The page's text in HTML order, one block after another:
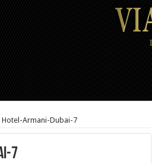
Hotel-Armani-Dubai-7
7